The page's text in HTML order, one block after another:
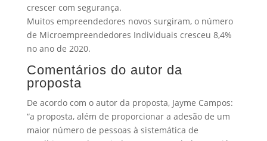
crescer com segurança.
Muitos empreendedores novos surgiram, o número
de Microempreendedores Individuais cresceu 8,4%
no ano de 2020.
Comentários do autor da
proposta
De acordo com o autor da proposta, Jayme Campos:
“a proposta, além de proporcionar a adesão de um
maior número de pessoas à sistemática de